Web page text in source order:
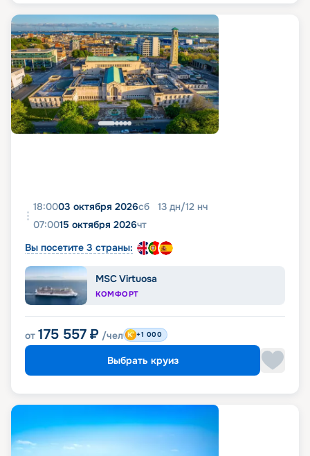
18:0003 октября 2026сб 13 дн/12 нч
07:0015 октября 2026чт
Вы посетите 3 страны:
MSC Virtuosa
КОМФОРТ
от 175 557 ₽ /чел +1 000
Выбрать круиз